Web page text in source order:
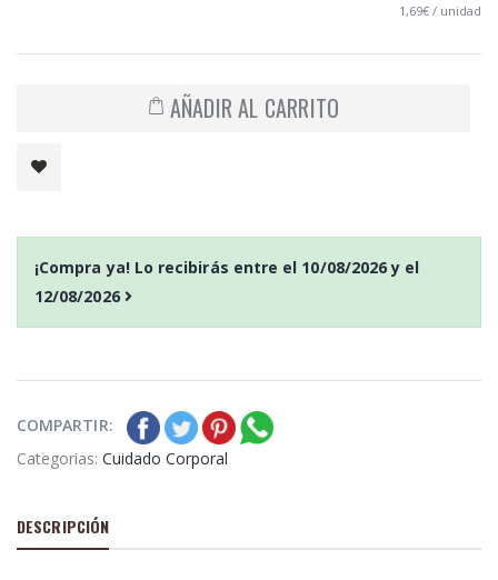
1,69€ / unidad
AÑADIR AL CARRITO
¡Compra ya! Lo recibirás entre el 10/08/2026y el
12/08/2026
COMPARTIR:
Categorias: Cuidado Corporal
DESCRIPCIÓN